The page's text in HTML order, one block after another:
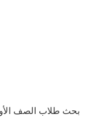
بحث طلاب الصف